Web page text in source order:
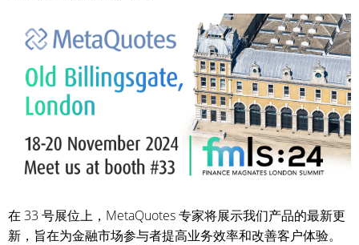
在 33 号展位上，MetaQuotes 专家将展示我们产品的最新更
新，旨在为金融市场参与者提高业务效率和改善客户体验。